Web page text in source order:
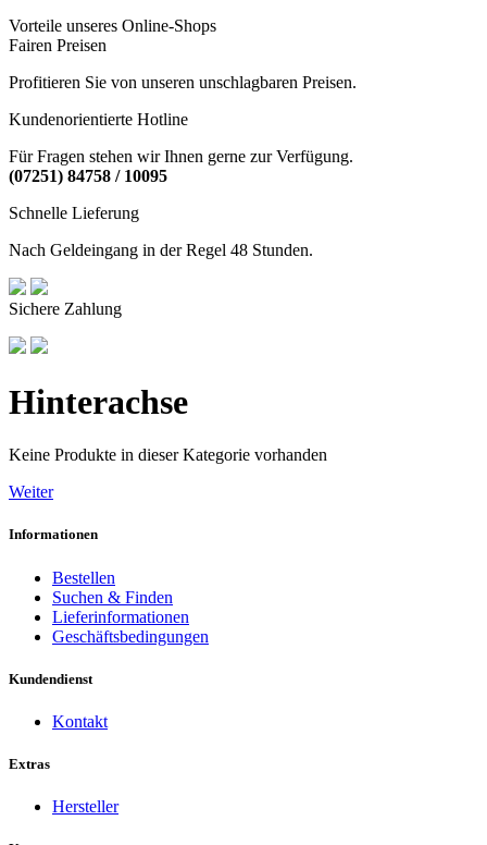
Vorteile unseres Online-Shops
Fairen Preisen
Profitieren Sie von unseren unschlagbaren Preisen.
Kundenorientierte Hotline
Für Fragen stehen wir Ihnen gerne zur Verfügung.
(07251) 84758 / 10095
Schnelle Lieferung
Nach Geldeingang in der Regel 48 Stunden.
Sichere Zahlung
Hinterachse
Keine Produkte in dieser Kategorie vorhanden
Weiter
Informationen
Bestellen
Suchen & Finden
Lieferinformationen
Geschäftsbedingungen
Kundendienst
Kontakt
Extras
Hersteller